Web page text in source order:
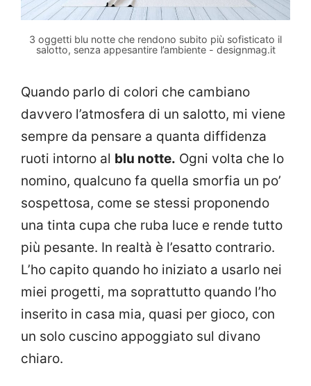
3 oggetti blu notte che rendono subito più sofisticato il
salotto, senza appesantire l’ambiente - designmag.it
Quando parlo di colori che cambiano
davvero l’atmosfera di un salotto, mi viene
sempre da pensare a quanta diffidenza
ruoti intorno al blu notte. Ogni volta che lo
nomino, qualcuno fa quella smorfia un po’
sospettosa, come se stessi proponendo
una tinta cupa che ruba luce e rende tutto
più pesante. In realtà è l’esatto contrario.
L’ho capito quando ho iniziato a usarlo nei
miei progetti, ma soprattutto quando l’ho
inserito in casa mia, quasi per gioco, con
un solo cuscino appoggiato sul divano
chiaro.